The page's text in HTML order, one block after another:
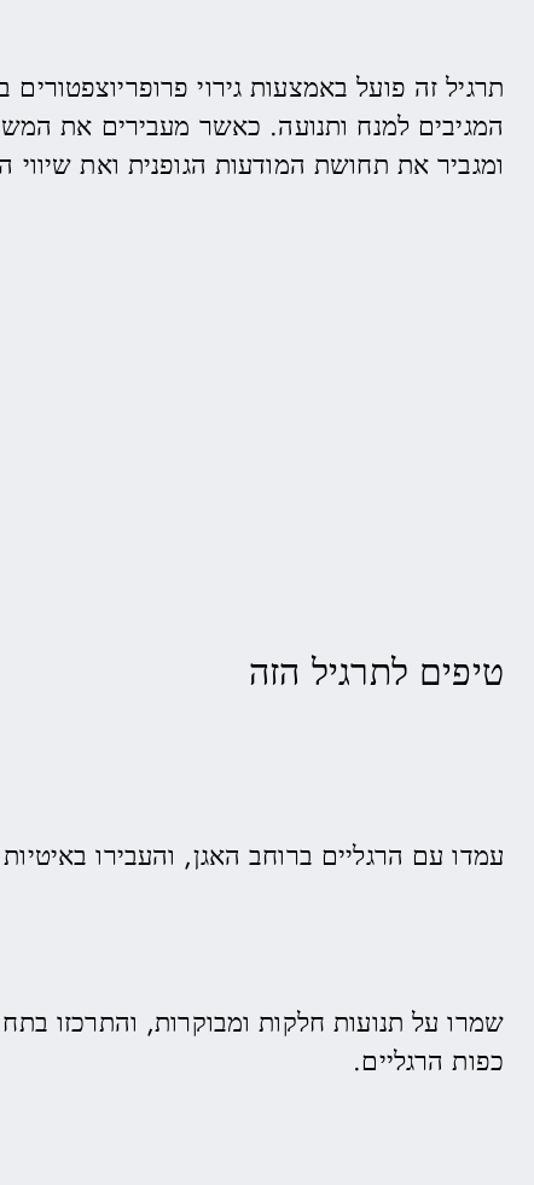
תרגיל זה פועל באמצעות גירוי
המגיבים למנח ותנועה. כאשר מעבירים את
ומגביר את תחושת המודעות הגופנית ואת
טיפים לתרגיל הזה
עמדו עם הרגליים ברוחב האגן, והעבירו
שמרו על תנועות חלקות ומבוקרות, והתרכזו
כפות הרגליים.